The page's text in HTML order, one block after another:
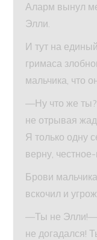
Аларм вынул
Элли.
И тут на
гримаса
мальчика, что
—Ну что же
не отрывая
Я только одну
верну,
Брови
вскочил и
—Ты не Элли!—
не догадался!